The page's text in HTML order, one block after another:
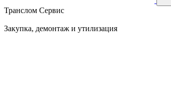
Транслом Сервис
Закупка, демонтаж и утилизация